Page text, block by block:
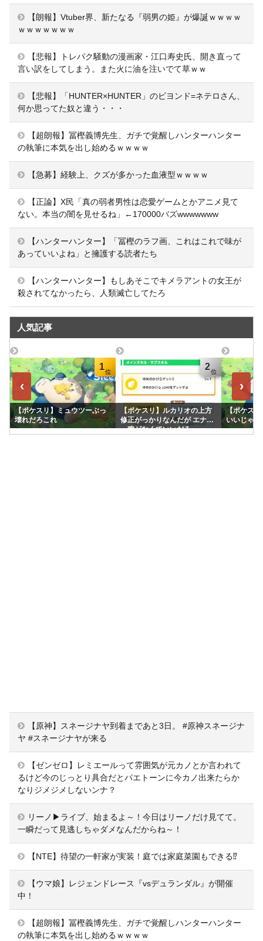
【朗報】Vtuber界、新たなる『弱男の姫』が爆誕ｗｗｗｗ
ｗｗｗｗｗｗｗ
【悲報】トレパク騒動の漫画家・江口寿史氏、開き直って
言い訳をしてしまう。また火に油を注いでて草ｗｗ
【悲報】「HUNTER×HUNTER」のビヨンド=ネテロさん、
何か思ってた奴と違う・・・
【超朗報】冨樫義博先生、ガチで覚醒しハンターハンター
の執筆に本気を出し始めるｗｗｗｗ
【急募】経験上、クズが多かった血液型ｗｗｗｗ
【正論】X民「真の弱者男性は恋愛ゲームとかアニメ見て
ない。本当の闇を見せるね」←170000バズwwwwwww
【ハンターハンター】「冨樫のラフ画、これはこれで味が
あっていいよね」と擁護する読者たち
【ハンターハンター】もしあそこでキメラアントの女王が
殺されてなかったら、人類滅亡してたろ
人気記事
‹
1
【ポケスリ】ミュウツーぶっ
壊れだろこれ
2
【ポケスリ】ルカリオの上方
修正がっかりなんだが エナジ
ー稼がなくていいだろ
【ポケス
いいじゃん
›
【原神】スネージナヤ到着まであと3日。 #原神スネージナ
ヤ #スネージナヤが来る
【ゼンゼロ】レミエールって雰囲気が元カノとか言われて
るけど今のじっとり具合だとパエトーンに今カノ出来たらか
なりジメジメしないンナ？
リーノ▶ライブ、始まるよ～！今日はリーノだけ見てて。
一瞬だって見逃しちゃダメなんだからね～！
【NTE】待望の一軒家が実装！庭では家庭菜園もできる⁉
【ウマ娘】レジェンドレース『vsデュランダル』が開催
中！
【超朗報】冨樫義博先生、ガチで覚醒しハンターハンター
の執筆に本気を出し始めるｗｗｗｗ